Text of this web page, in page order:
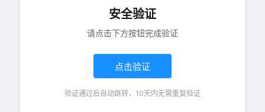
安全验证
请点击下方按钮完成验证
点击验证
验证通过后自动跳转，10天内无需重复验证